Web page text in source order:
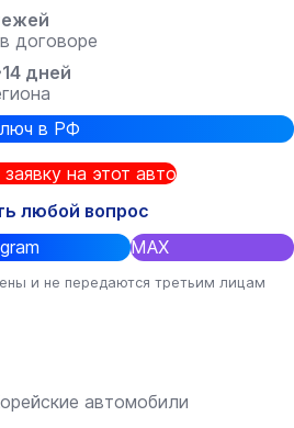
договоре
дней
в РФ
на этот авто
любой вопрос
MAX
и не передаются третьим лицам
автомобили